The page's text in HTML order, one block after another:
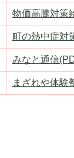
物価高騰対策
町の熱中症対
みなと通信
まざれや体験